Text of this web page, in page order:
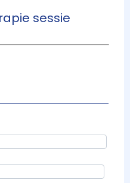
sessie